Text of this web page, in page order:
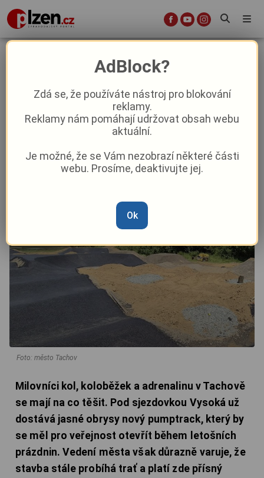
Nedočkaví bikeři riskují na
staveništi. V Tachově roste nový
pumptrack
Aktuality Z kraje
Anna Raková –2. 7.|17:14
Foto: město Tachov
Milovníci kol, koloběžek a adrenalinu v Tachově
se mají na co těšit. Pod sjezdovkou Vysoká už
dostává jasné obrysy nový pumptrack, který by
se měl pro veřejnost otevřít během letošních
prázdnin. Vedení města však důrazně varuje, že
stavba stále probíhá trať a platí zde přísný
AdBlock?
Zdá se, že používáte nástroj pro blokování
reklamy.
Reklamy nám pomáhají udržovat obsah webu
aktuální.
Je možné, že se Vám nezobrazí některé části
webu. Prosíme, deaktivujte jej.
Ok